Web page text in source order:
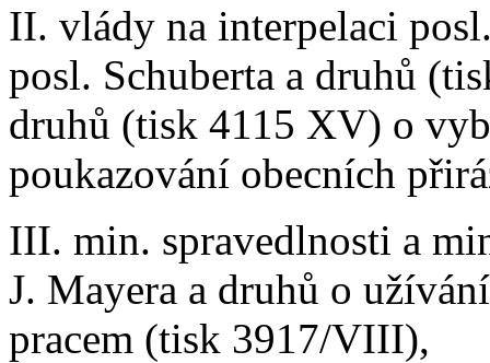
II. vlády na interpelaci
posl. Schuberta a druhů
druhů (tisk 4115 XV) o
poukazování obecních
III. min. spravedlnosti a
J. Mayera a druhů o
pracem (tisk 3917/VIII),